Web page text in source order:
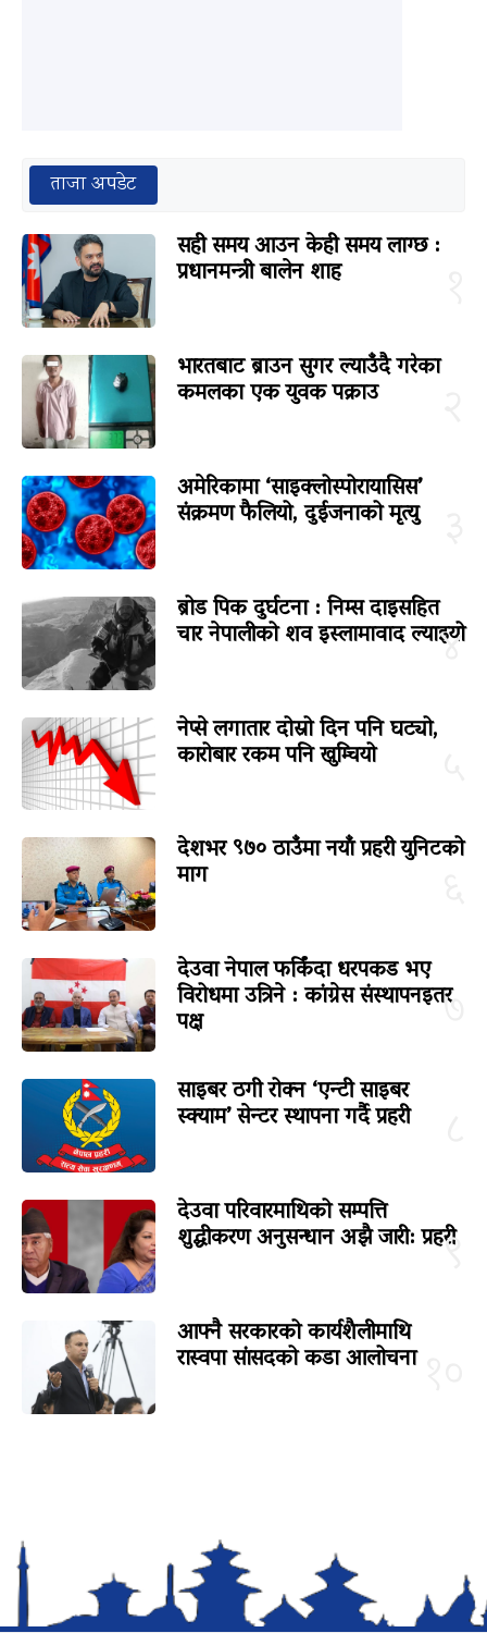
ताजा अपडेट
सही समय आउन केही समय लाग्छ :
प्रधानमन्त्री बालेन शाह
भारतबाट ब्राउन सुगर ल्याउँदै गरेका
कमलका एक युवक पक्राउ
अमेरिकामा ‘साइक्लोस्पोरायासिस’
संक्रमण फैलियो, दुईजनाको मृत्यु
४
ब्रोड पिक दुर्घटना : निम्स दाइसहित
चार नेपालीको शव इस्लामावाद ल्याइयो
नेप्से लगातार दोस्रो दिन पनि घट्यो,
कारोबार रकम पनि खुम्चियो
देशभर ९७० ठाउँमा नयाँ प्रहरी युनिटको
माग
७
देउवा नेपाल फर्किंदा धरपकड भए
विरोधमा उत्रिने : कांग्रेस संस्थापनइतर
पक्ष
साइबर ठगी रोक्न ‘एन्टी साइबर
स्क्याम’ सेन्टर स्थापना गर्दै प्रहरी
९
देउवा परिवारमाथिको सम्पत्ति
शुद्धीकरण अनुसन्धान अझै जारी: प्रहरी
आफ्नै सरकारको कार्यशैलीमाथि
रास्वपा सांसदको कडा आलोचना